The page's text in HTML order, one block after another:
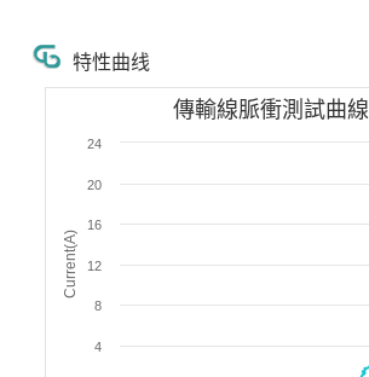
特性曲线
Current(A)
傳輸線脈衝測試曲線
4
8
12
16
20
24